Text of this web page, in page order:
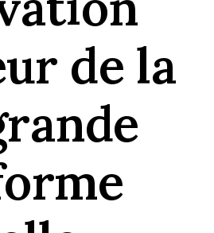
de la